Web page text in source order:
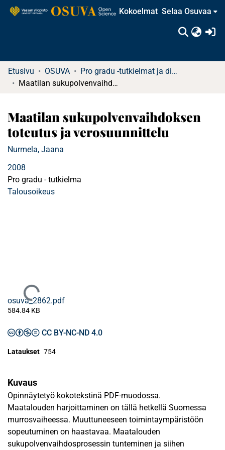
Kokoelmat Selaa Osuvaa
Etusivu OSUVA
Pro gradu -tutkielmat ja diplomityöt
Maatilan sukupolvenvaihdoksen toteutus ja verosuunnittelu
Maatilan sukupolvenvaihdoksen
toteutus ja verosuunnittelu
Nurmela, Jaana
2008
Pro gradu - tutkielma
Talousoikeus
Ladataan...
osuva_2862.pdf
584.84 KB
CC BY-NC-ND 4.0
Lataukset 754
Kuvaus
Opinnäytetyö kokotekstinä PDF-muodossa.
Maatalouden harjoittaminen on tällä hetkellä Suomessa
murrosvaiheessa. Muuttuneeseen toimintaympäristöön
sopeutuminen on haastavaa. Maatalouden
sukupolvenvaihdosprosessin tunteminen ja siihen